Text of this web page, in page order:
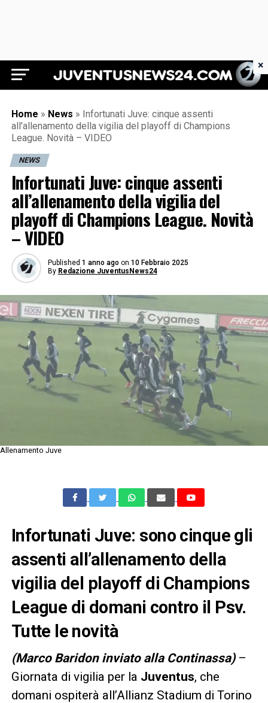
Juventus News 24
Home » News » Infortunati Juve: cinque assenti
all’allenamento della vigilia del playoff di Champions
League. Novità – VIDEO
NEWS
Infortunati Juve: cinque assenti
all’allenamento della vigilia del
playoff di Champions League. Novità
– VIDEO
Published 1 anno ago on 10 Febbraio 2025
By Redazione JuventusNews24
Allenamento Juve
Infortunati Juve: sono cinque gli
assenti all’allenamento della
vigilia del playoff di Champions
League di domani contro il Psv.
Tutte le novità
(Marco Baridon inviato alla Continassa)–
Giornata di vigilia per la Juventus, che
domani ospiterà all’Allianz Stadium di Torino
×